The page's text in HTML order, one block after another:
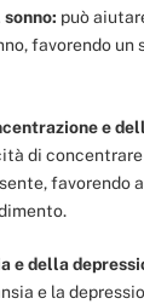
può
favorendo un
e
di concentrare
favorendo
e della
e la